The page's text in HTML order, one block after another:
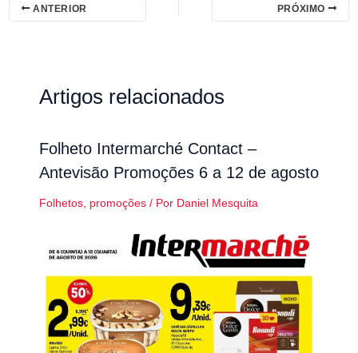
ANTERIOR PRÓXIMO
Artigos relacionados
Folheto Intermarché Contact –
Antevisão Promoções 6 a 12 de agosto
Folhetos, promoções/ Por Daniel Mesquita